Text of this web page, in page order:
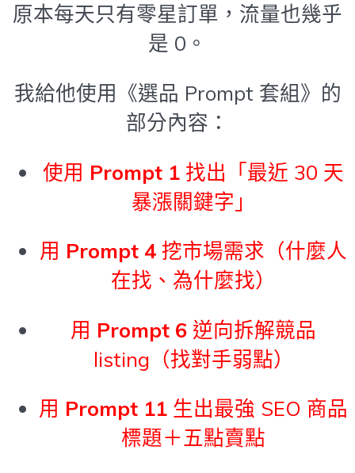
原本每天只有零星訂單，流量也幾乎
是 0。
我給他使用《選品 Prompt 套組》的
部分內容：
使用 Prompt 1 找出「最近 30 天
暴漲關鍵字」
用 Prompt 4 挖市場需求（什麼人
在找、為什麼找）
用 Prompt 6 逆向拆解競品
listing（找對手弱點）
用 Prompt 11 生出最強 SEO 商品
標題＋五點賣點